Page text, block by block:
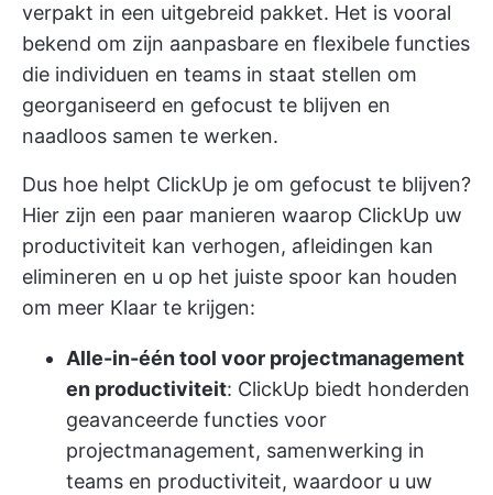
verpakt in een uitgebreid pakket. Het is vooral
bekend om zijn aanpasbare en flexibele functies
die individuen en teams in staat stellen om
georganiseerd en gefocust te blijven en
naadloos samen te werken.
Dus hoe helpt ClickUp je om gefocust te blijven?
Hier zijn een paar manieren waarop ClickUp uw
productiviteit kan verhogen, afleidingen kan
elimineren en u op het juiste spoor kan houden
om meer Klaar te krijgen:
Alle-in-één tool voor projectmanagement
en productiviteit: ClickUp biedt honderden
geavanceerde functies voor
projectmanagement, samenwerking in
teams en productiviteit, waardoor u uw